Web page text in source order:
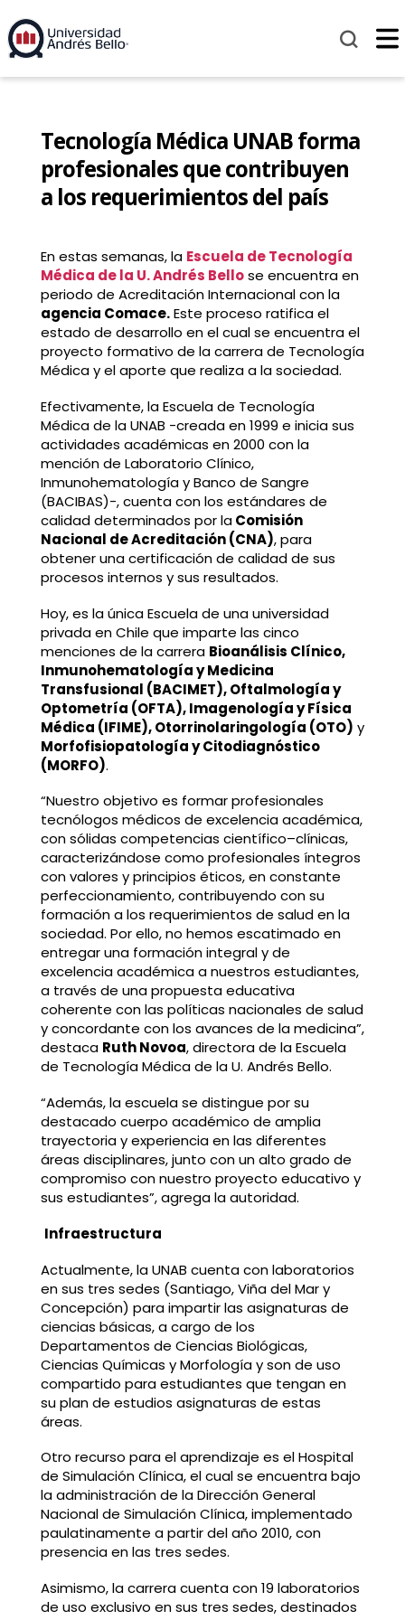
Tecnología Médica UNAB forma
profesionales que contribuyen
a los requerimientos del país
En estas semanas, la Escuela de Tecnología
Médica de la U. Andrés Bellose encuentra en
periodo de Acreditación Internacional con la
agencia Comace.Este proceso ratifica el
estado de desarrollo en el cual se encuentra el
proyecto formativo de la carrera de Tecnología
Médica y el aporte que realiza a la sociedad.
Efectivamente, la Escuela de Tecnología
Médica de la UNAB -creada en 1999 e inicia sus
actividades académicas en 2000 con la
mención de Laboratorio Clínico,
Inmunohematología y Banco de Sangre
(BACIBAS)-, cuenta con los estándares de
calidad determinados por laComisión
Nacional de Acreditación (CNA), para
obtener una certificación de calidad de sus
procesos internos y sus resultados.
Hoy, es la única Escuela de una universidad
privada en Chile que imparte las cinco
menciones de la carrera Bioanálisis Clínico,
Inmunohematología y Medicina
Transfusional (BACIMET), Oftalmología y
Optometría (OFTA), Imagenología y Física
Médica (IFIME), Otorrinolaringología (OTO) y
Morfofisiopatología y Citodiagnóstico
(MORFO).
“Nuestro objetivo es formar profesionales
tecnólogos médicos de excelencia académica,
con sólidas competencias científico–clínicas,
caracterizándose como profesionales íntegros
con valores y principios éticos, en constante
perfeccionamiento, contribuyendo con su
formación a los requerimientos de salud en la
sociedad. Por ello, no hemos escatimado en
entregar una formación integral y de
excelencia académica a nuestros estudiantes,
a través de una propuesta educativa
coherente con las políticas nacionales de salud
y concordante con los avances de la medicina”,
destaca Ruth Novoa, directora de la Escuela
de Tecnología Médica de la U. Andrés Bello.
“Además, la escuela se distingue por su
destacado cuerpo académico de amplia
trayectoria y experiencia en las diferentes
áreas disciplinares, junto con un alto grado de
compromiso con nuestro proyecto educativo y
sus estudiantes”, agrega la autoridad.
Infraestructura
Actualmente, la UNAB cuenta con laboratorios
en sus tres sedes (Santiago, Viña del Mar y
Concepción) para impartir las asignaturas de
ciencias básicas, a cargo de los
Departamentos de Ciencias Biológicas,
Ciencias Químicas y Morfología y son de uso
compartido para estudiantes que tengan en
su plan de estudios asignaturas de estas
áreas.
Otro recurso para el aprendizaje es el Hospital
de Simulación Clínica, el cual se encuentra bajo
la administración de la Dirección General
Nacional de Simulación Clínica, implementado
paulatinamente a partir del año 2010, con
presencia en las tres sedes.
Asimismo, la carrera cuenta con 19 laboratorios
de uso exclusivo en sus tres sedes, destinados